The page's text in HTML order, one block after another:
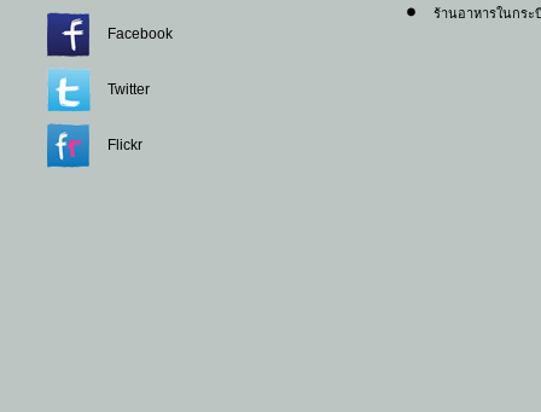
Facebook
Twitter
Flickr
ร้านอาหารในกระ